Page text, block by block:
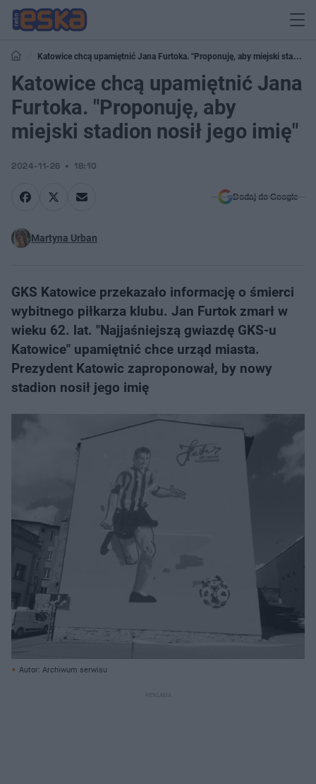
Katowice chcą upamiętnić Jana Furtoka. "Proponuję, aby miejski stadion
nosił jego imię"
Katowice chcą upamiętnić Jana
Furtoka. "Proponuję, aby
miejski stadion nosił jego imię"
2024-11-26 18:10
Dodaj do Google
Martyna Urban
GKS Katowice przekazało informację o śmierci
wybitnego piłkarza klubu. Jan Furtok zmarł w
wieku 62. lat. "Najjaśniejszą gwiazdę GKS-u
Katowice" upamiętnić chce urząd miasta.
Prezydent Katowic zaproponował, by nowy
stadion nosił jego imię
Autor: Archiwum serwisu